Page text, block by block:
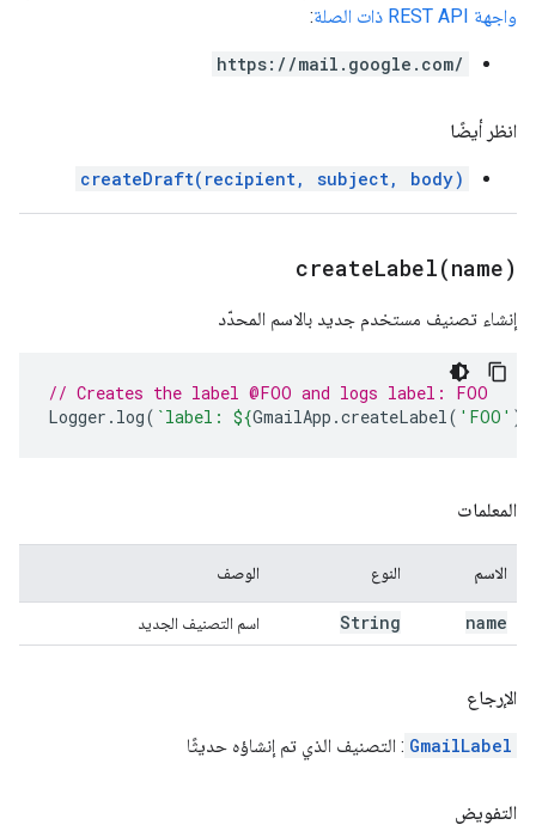
واجهة REST API ذات الصلة
:
https://mail.google.com/
انظر أيضًا
createDraft(recipient, subject, body)
createLabel(name)
إنشاء تصنيف مستخدم جديد بالاسم المحدّد
// Creates the label @FOO and logs label: FOO
Logger . log( `label: ${GmailApp .createLabel( 'FOO' )
المعلمات
الاسم النوع الوصف
name
String اسم التصنيف الجديد
الإرجاع
GmailLabel : التصنيف الذي تم إنشاؤه حديثًا
التفويض